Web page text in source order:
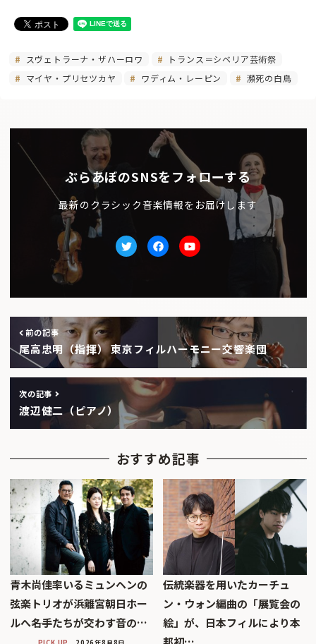
スヴェトラーナ・ザハーロワ
トランス＝シベリア芸術祭
マイヤ・プリセツカヤ
ワディム・レーピン 瀕死の白鳥
ぶらあぼのSNSをフォローする
最新のクラシック音楽情報をお届けします
TwitterfacebookYoutube
前の記事
尾高忠明（指揮） 東京フィルハーモニー交響楽団
次の記事
渡辺健二（ピアノ）
おすすめ記事
青木尚佳率いるミュンヘンの
弦楽トリオが浜離宮朝日ホー
ルへ――名手たちが交わす音の…
伝統楽器を用いたカーチュ
ン・ウォン編曲の「展覧会の
絵」が、日本フィルにより本